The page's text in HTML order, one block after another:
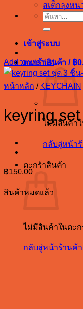
สเต็กลุงหน
ค้นหา:
เข้าสู่ระบบ
ตะกร้าสินค้า / ฿
ไม่มีสินค้าใ
กลับสู่หน้า
ตะกร้าสินค้า
ไม่มีสินค้าในตะก
กลับสู่หน้าร้านค้า
Add to wishlist
หน้าหลัก / KEYCHAIN
keyring
฿150.00
สินค้าหมดแล้ว